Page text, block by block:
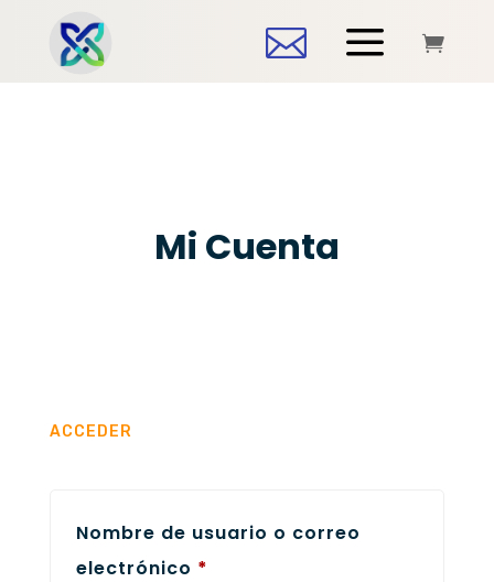
 a 
Mi Cuenta
ACCEDER
Nombre de usuario o correo
electrónico *